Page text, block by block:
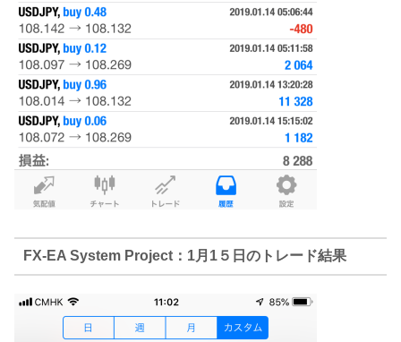
FX-EA System Project：1月1５日のトレード結果